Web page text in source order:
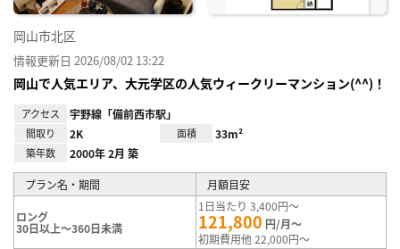
岡山市北区
情報更新日 2026/08/02 13:22
岡山で人気エリア、大元学区の人気ウィークリーマンション(^^)！
アクセス 宇野線「備前西市駅」
間取り 2K 面積 33m²
築年数 2000年 2月 築
プラン名・期間 月額目安
ロング
30日以上～360日未満
1日当たり 3,400円～
121,800 円/月～
初期費用他 22,000円～